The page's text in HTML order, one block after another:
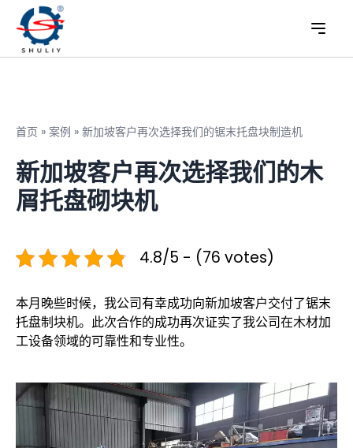
首页 » 案例 » 新加坡客户再次选择我们的锯末托盘块制造机
新加坡客户再次选择我们的木
屑托盘砌块机
4.8/5 - (76 votes)
本月晚些时候，我公司有幸成功向新加坡客户交付了锯末
托盘制块机。此次合作的成功再次证实了我公司在木材加
工设备领域的可靠性和专业性。